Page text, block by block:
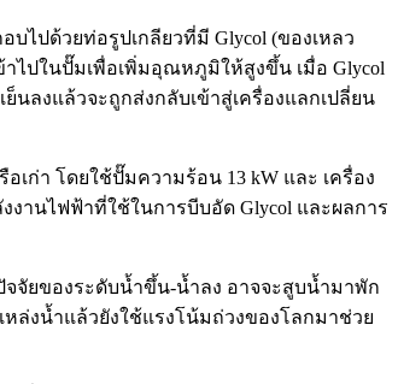
ไปด้วยท่อรูปเกลียวที่มี Glycol (ของเหลว
ไปในปั๊มเพื่อเพิ่มอุณหภูมิให้สูงขึ้น เมื่อ Glycol
ลงแล้วจะถูกส่งกลับเข้าสู่เครื่องแลกเปลี่ยน
ก่า โดยใช้ปั๊มความร้อน 13 kW และ เครื่อง
านไฟฟ้าที่ใช้ในการบีบอัด Glycol และผลการ
จจัยของระดับน้ำขึ้น-น้ำลง อาจจะสูบน้ำมาพัก
ล่งน้ำแล้วยังใช้แรงโน้มถ่วงของโลกมาช่วย